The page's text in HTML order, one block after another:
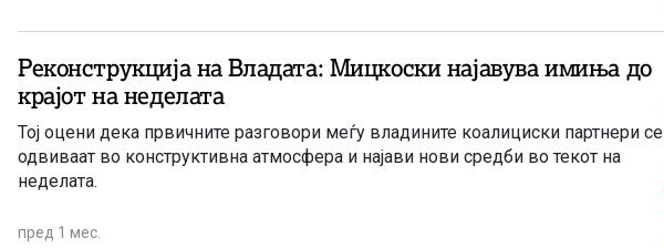
Реконструкција на Владата: Мицкоски најавува имиња до
крајот на неделата
Тој оцени дека првичните разговори меѓу владините коалициски партнери се
одвиваат во конструктивна атмосфера и најави нови средби во текот на
неделата.
пред 1 мес.